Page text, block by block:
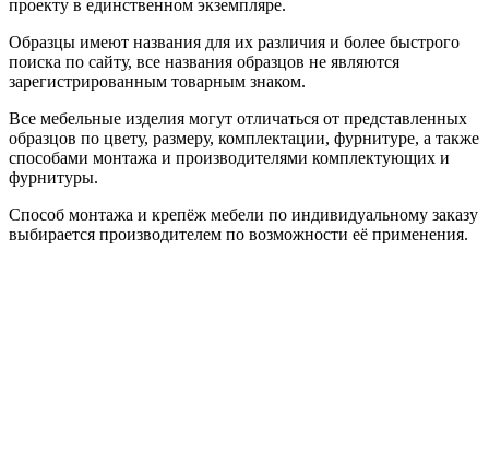
проекту в единственном экземпляре.
Образцы имеют названия для их различия и более быстрого
поиска по сайту, все названия образцов не являются
зарегистрированным товарным знаком.
Все мебельные изделия могут отличаться от представленных
образцов по цвету, размеру, комплектации, фурнитуре, а также
способами монтажа и производителями комплектующих и
фурнитуры.
Способ монтажа и крепёж мебели по индивидуальному заказу
выбирается производителем по возможности её применения.